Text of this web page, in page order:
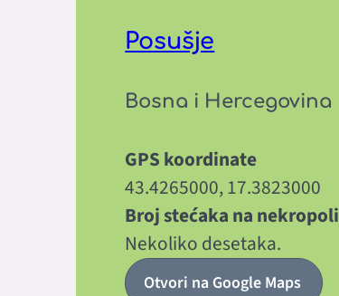
Posušje
Bosna i Hercegovina
GPS koordinate
43.4265000, 17.3823000
Broj stećaka na nekropoli
Nekoliko desetaka.
Otvori na Google Maps